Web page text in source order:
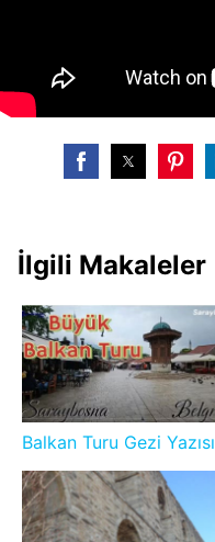
İlgili Makaleler
Balkan Turu Gezi Yazısı